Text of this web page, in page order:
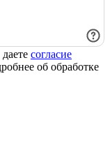
согласие
об обработке